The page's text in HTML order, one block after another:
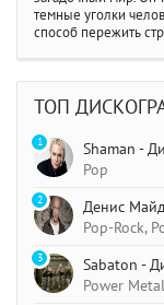
темные уголки
способ пережить
ТОП
Shaman -
Pop
1
Денис
Pop-Rock,
2
Sabaton -
Power Metal
3